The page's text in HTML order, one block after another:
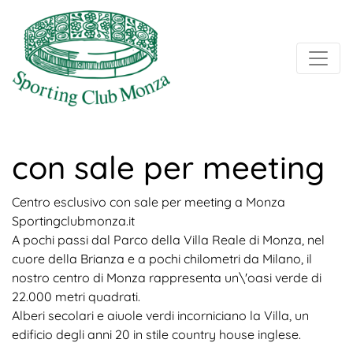
con sale per meeting
Centro esclusivo con sale per meeting a Monza
Sportingclubmonza.it
A pochi passi dal Parco della Villa Reale di Monza, nel
cuore della Brianza e a pochi chilometri da Milano, il
nostro centro di Monza rappresenta un\'oasi verde di
22.000 metri quadrati.
Alberi secolari e aiuole verdi incorniciano la Villa, un
edificio degli anni 20 in stile country house inglese.